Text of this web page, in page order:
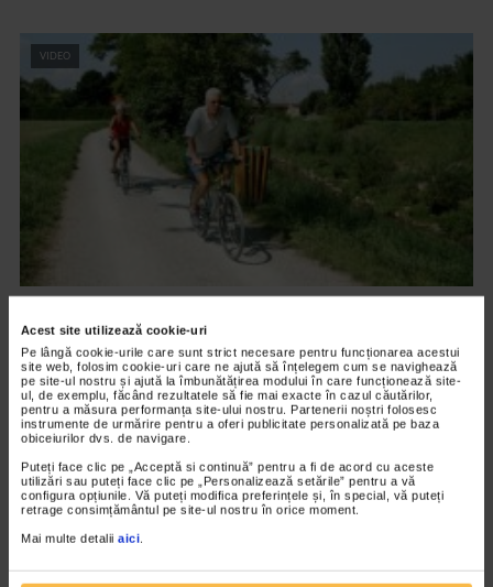
Acest site utilizează cookie-uri
Pe lângă cookie-urile care sunt strict necesare pentru funcționarea acestui
site web, folosim cookie-uri care ne ajută să înțelegem cum se navighează
pe site-ul nostru și ajută la îmbunătățirea modului în care funcționează site-
ul, de exemplu, făcând rezultatele să fie mai exacte în cazul căutărilor,
pentru a măsura performanța site-ului nostru. Partenerii noștri folosesc
instrumente de urmărire pentru a oferi publicitate personalizată pe baza
obiceiurilor dvs. de navigare.
Puteți face clic pe „Acceptă si continuă” pentru a fi de acord cu aceste
utilizări sau puteți face clic pe „Personalizează setările” pentru a vă
configura opțiunile. Vă puteți modifica preferințele și, în special, vă puteți
retrage consimțământul pe site-ul nostru în orice moment.
Mai multe detalii aici.
VIDEO
Longevitatea activa
17.363 vizualizari
VIDEO